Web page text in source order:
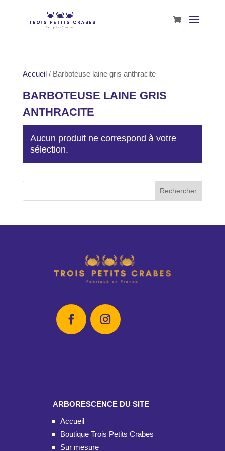
Accueil/ Barboteuse laine gris anthracite
BARBOTEUSE LAINE GRIS
ANTHRACITE
Aucun produit ne correspond à votre
sélection.
ARBORESCENCE DU SITE
Accueil
Boutique Trois Petits Crabes
Sur mesure